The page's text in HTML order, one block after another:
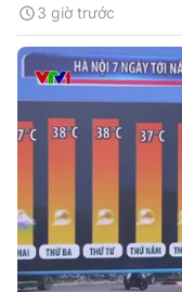
3 giờ trước